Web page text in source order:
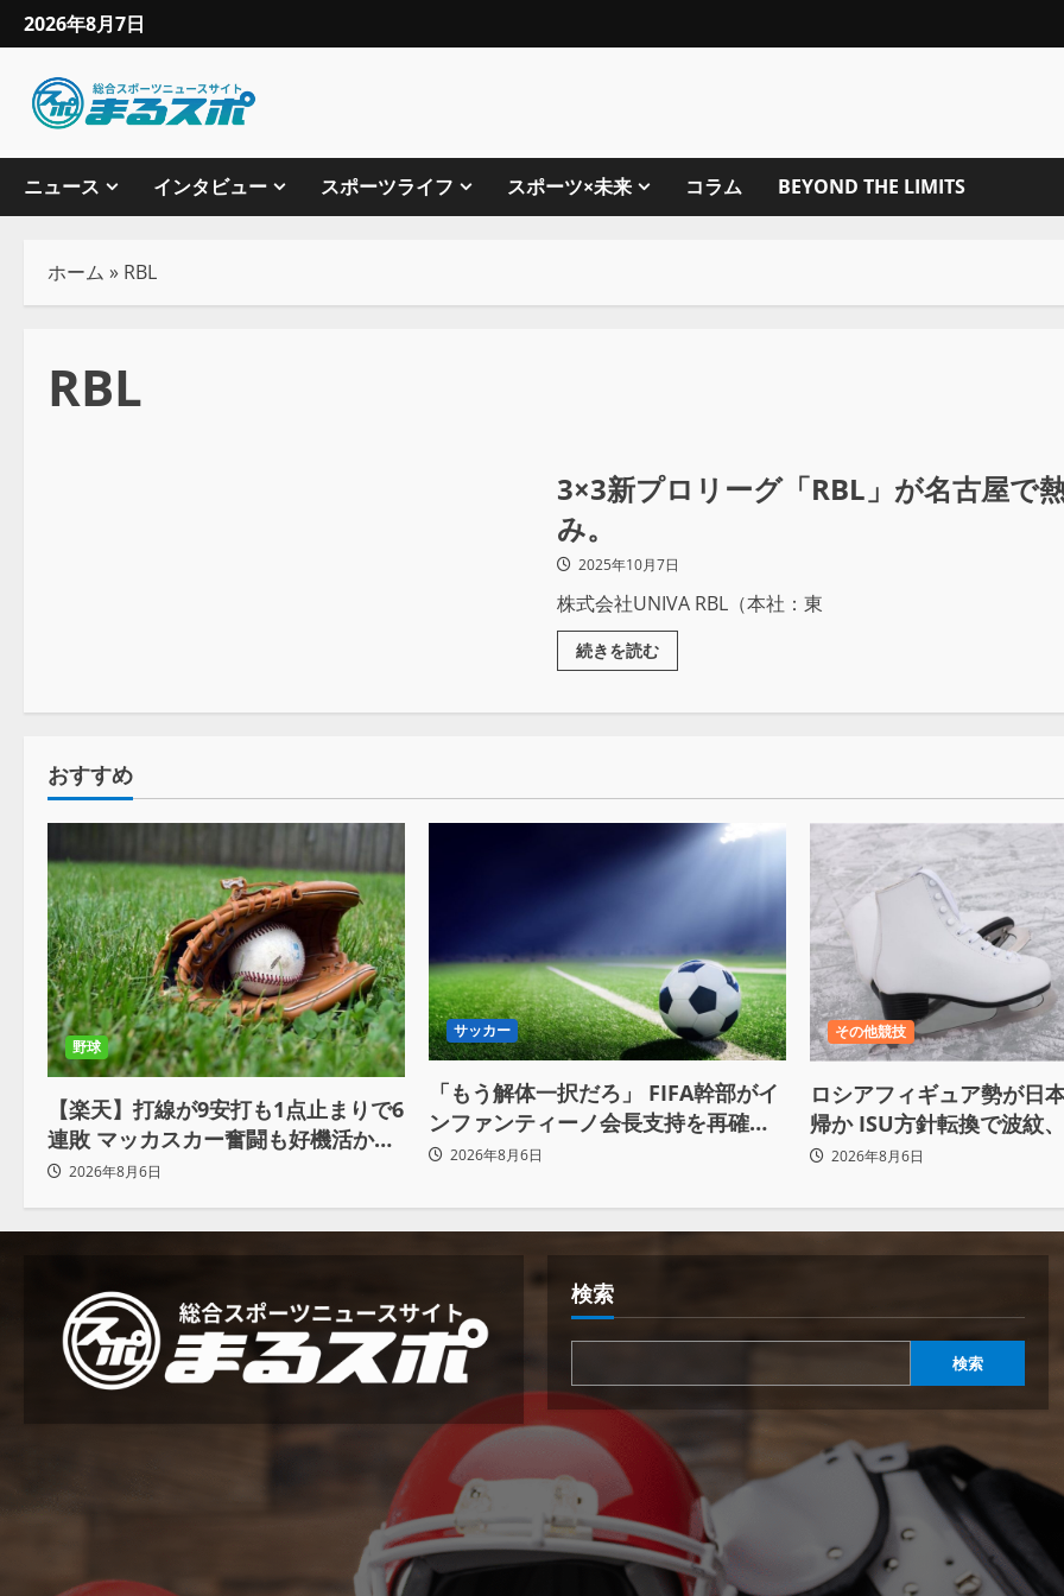
2026年8月7日
ニュース インタビュー スポーツライフ スポーツ×未来 コラム BEYOND THE LIMITS
ホーム » RBL
RBL
3×3新プロリーグ「RBL」が名古屋で
み。
2025年10月7日
株式会社UNIVA RBL（本社：東
続きを読む
おすすめ
野球
【楽天】打線が9安打も1点止まりで6
連敗 マッカスカー奮闘も好機活かせ
ず借金「22」
2026年8月6日
サッカー
「もう解体一択だろ」 FIFA幹部がイ
ンファンティーノ会長支持を再確認
も 批判収まらず
2026年8月6日
その他競技
ロシアフィギュア勢が日
帰か ISU方針転換で波紋
賛否両論
2026年8月6日
検索
検索